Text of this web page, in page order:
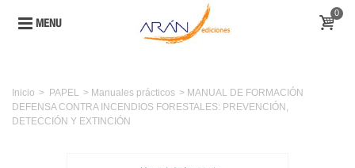
MENU
0
Inicio > PAPEL > Manuales prácticos > MANUAL DE FORMACIÓN
DEFENSA CONTRA INCENDIOS FORESTALES: PREVENCIÓN,
DETECCIÓN Y EXTINCIÓN